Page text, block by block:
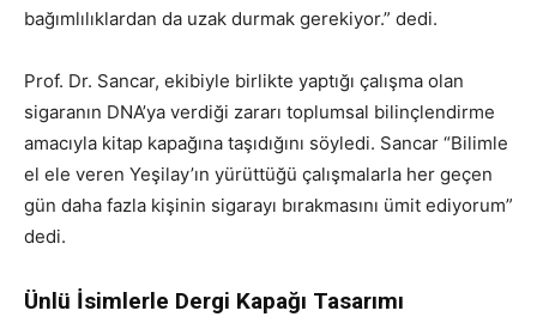
bağımlılıklardan da uzak durmak gerekiyor.” dedi.
Prof. Dr. Sancar, ekibiyle birlikte yaptığı çalışma olan
sigaranın DNA’ya verdiği zararı toplumsal bilinçlendirme
amacıyla kitap kapağına taşıdığını söyledi. Sancar “Bilimle
el ele veren Yeşilay’ın yürüttüğü çalışmalarla her geçen
gün daha fazla kişinin sigarayı bırakmasını ümit ediyorum”
dedi.
Ünlü İsimlerle Dergi Kapağı Tasarımı